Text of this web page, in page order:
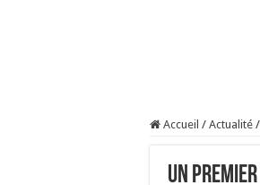
Accueil / Actualité /
Un